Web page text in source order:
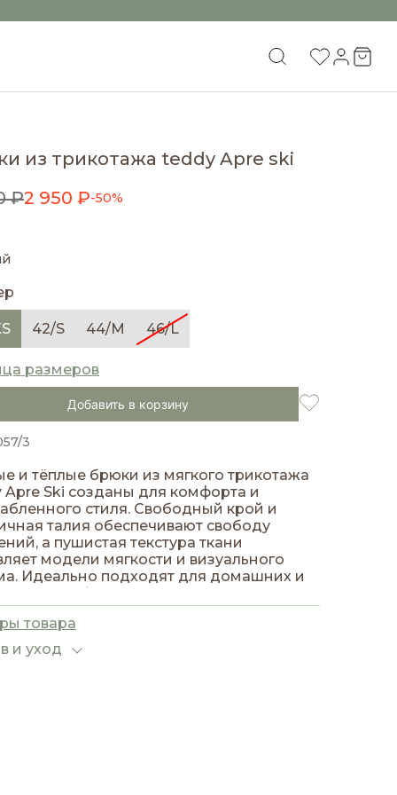
из трикотажа teddy Apre ski
₽2 950 ₽-50%
42/S 44/M 46/L
размеров
Добавить в корзину
3
и тёплые брюки из мягкого трикотажа
Apre Ski созданы для комфорта и
стиля. Свободный крой и
талия обеспечивают свободу
а пушистая текстура ткани
модели мягкости и визуального
Идеально подходят для домашних и
образов в холодное время года.
товара
и уход